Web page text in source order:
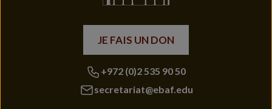
JE FAIS UN DON
+972 (0)2 535 90 50
secretariat@ebaf.edu